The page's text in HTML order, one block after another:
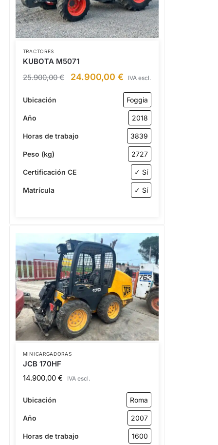
TRACTORES
KUBOTA M5071
25.900,00€ 24.900,00 € IVA escl.
Ubicación Foggia
Año 2018
Horas de trabajo 3839
Peso (kg) 2727
Certificación CE ✓ Sí
Matrícula ✓ Sí
MINICARGADORAS
JCB 170HF
14.900,00 € IVA escl.
Ubicación Roma
Año 2007
Horas de trabajo 1600